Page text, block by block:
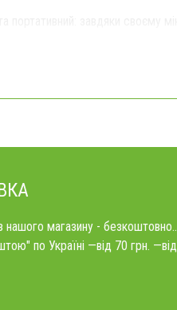
портативний: завдяки своєму
нашого магазину - безкоштовно..
по Україні —від 70 грн.